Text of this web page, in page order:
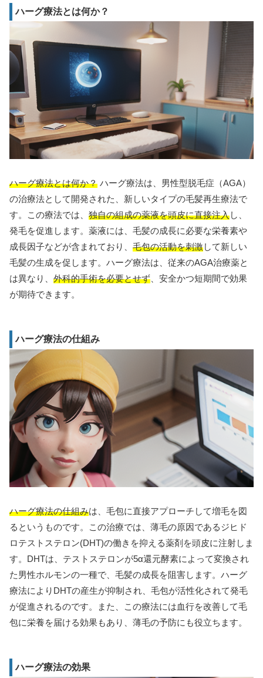
ハーグ療法とは何か？
ハーグ療法とは何か？ ハーグ療法は、男性型脱毛症（AGA）
の治療法として開発された、新しいタイプの毛髪再生療法で
す。この療法では、 独自の組成の薬液を頭皮に直接注入し、
発毛を促進します。薬液には、毛髪の成長に必要な栄養素や
成長因子などが含まれており、 毛包の活動を刺激して新しい
毛髪の生成を促します。ハーグ療法は、従来のAGA治療薬と
は異なり、 外科的手術を必要とせず 、安全かつ短期間で効果
が期待できます。
ハーグ療法の仕組み
ハーグ療法の仕組みは、毛包に直接アプローチして増毛を図
るというものです。この治療では、薄毛の原因であるジヒド
ロテストステロン(DHT)の働きを抑える薬剤を頭皮に注射しま
す。DHTは、テストステロンが5α還元酵素によって変換され
た男性ホルモンの一種で、毛髪の成長を阻害します。ハーグ
療法によりDHTの産生が抑制され、毛包が活性化されて発毛
が促進されるのです。また、この療法には血行を改善して毛
包に栄養を届ける効果もあり、薄毛の予防にも役立ちます。
ハーグ療法の効果